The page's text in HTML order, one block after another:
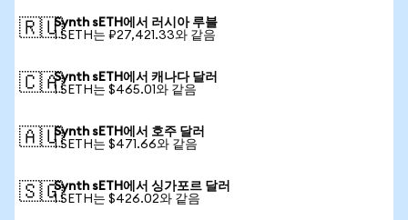
🇷🇺Synth sETH에서 러시아 루블
1 SETH는 ₽27,421.33와 같음
🇨🇦Synth sETH에서 캐나다 달러
1 SETH는 $465.01와 같음
🇦🇺Synth sETH에서 호주 달러
1 SETH는 $471.66와 같음
🇸🇬Synth sETH에서 싱가포르 달러
1 SETH는 $426.02와 같음